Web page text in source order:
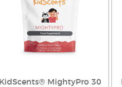
KidScents® MightyPro 30